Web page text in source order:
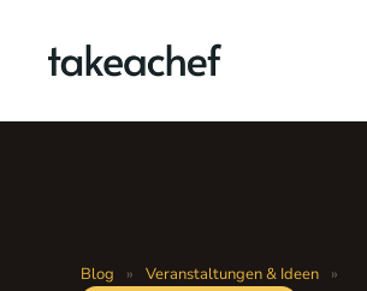
springen
Blog » Veranstaltungen & Ideen »